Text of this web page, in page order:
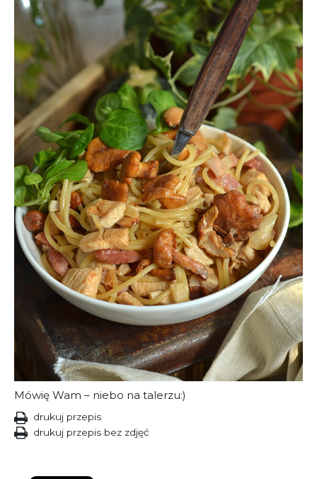
Mówię Wam – niebo na talerzu:)
drukuj przepis
drukuj przepis bez zdjęć